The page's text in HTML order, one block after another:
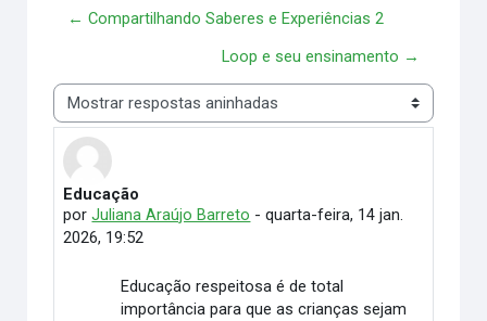
← Compartilhando Saberes e Experiências 2
Loop e seu ensinamento →
Modo de visualização
Educação
porJuliana Araújo Barreto -quarta-feira, 14 jan.
2026, 19:52
Número de respostas: 0
Educação respeitosa é de total
importância para que as crianças sejam